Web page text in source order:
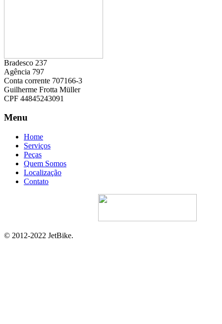
Bradesco 237
Agência 797
Conta corrente 707166-3
Guilherme Frotta Müller
CPF 44845243091
Menu
Home
Serviços
Peças
Quem Somos
Localização
Contato
© 2012-2022 JetBike.